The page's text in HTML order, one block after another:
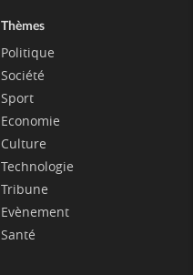
Thèmes
Politique
Société
Sport
Economie
Culture
Technologie
Tribune
Evènement
Santé